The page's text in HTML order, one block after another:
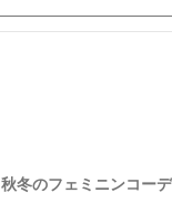
秋冬のフェミニンコー